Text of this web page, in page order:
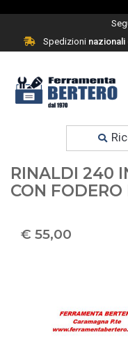
Spedizioninazionali
Prodotti
COLTELLO
RINALDI 240
CON FODERO
€ 55,00